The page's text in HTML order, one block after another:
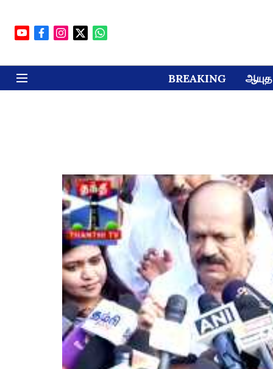
BREAKING ஆயுத